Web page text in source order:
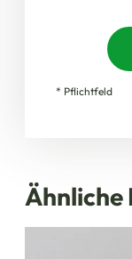
* Pflichtfeld
Ähnliche